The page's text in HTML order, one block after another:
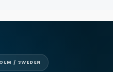
/ SWEDEN